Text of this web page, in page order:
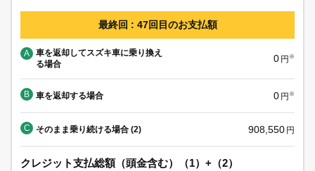
最終回 : 47回目のお支払額
A
車を返却してスズキ車に乗り換え
る場合
0 円 ※
B 車を返却する場合 0 円 ※
C そのまま乗り続ける場合 (2) 908,550 円
クレジット支払総額（頭金含む）（1）+（2）